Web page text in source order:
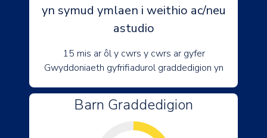
yn symud ymlaen i weithio ac/neu
astudio
15 mis ar ôl y cwrs y cwrs ar gyfer
Gwyddoniaeth gyfrifiadurol graddedigion yn
Barn Graddedigion